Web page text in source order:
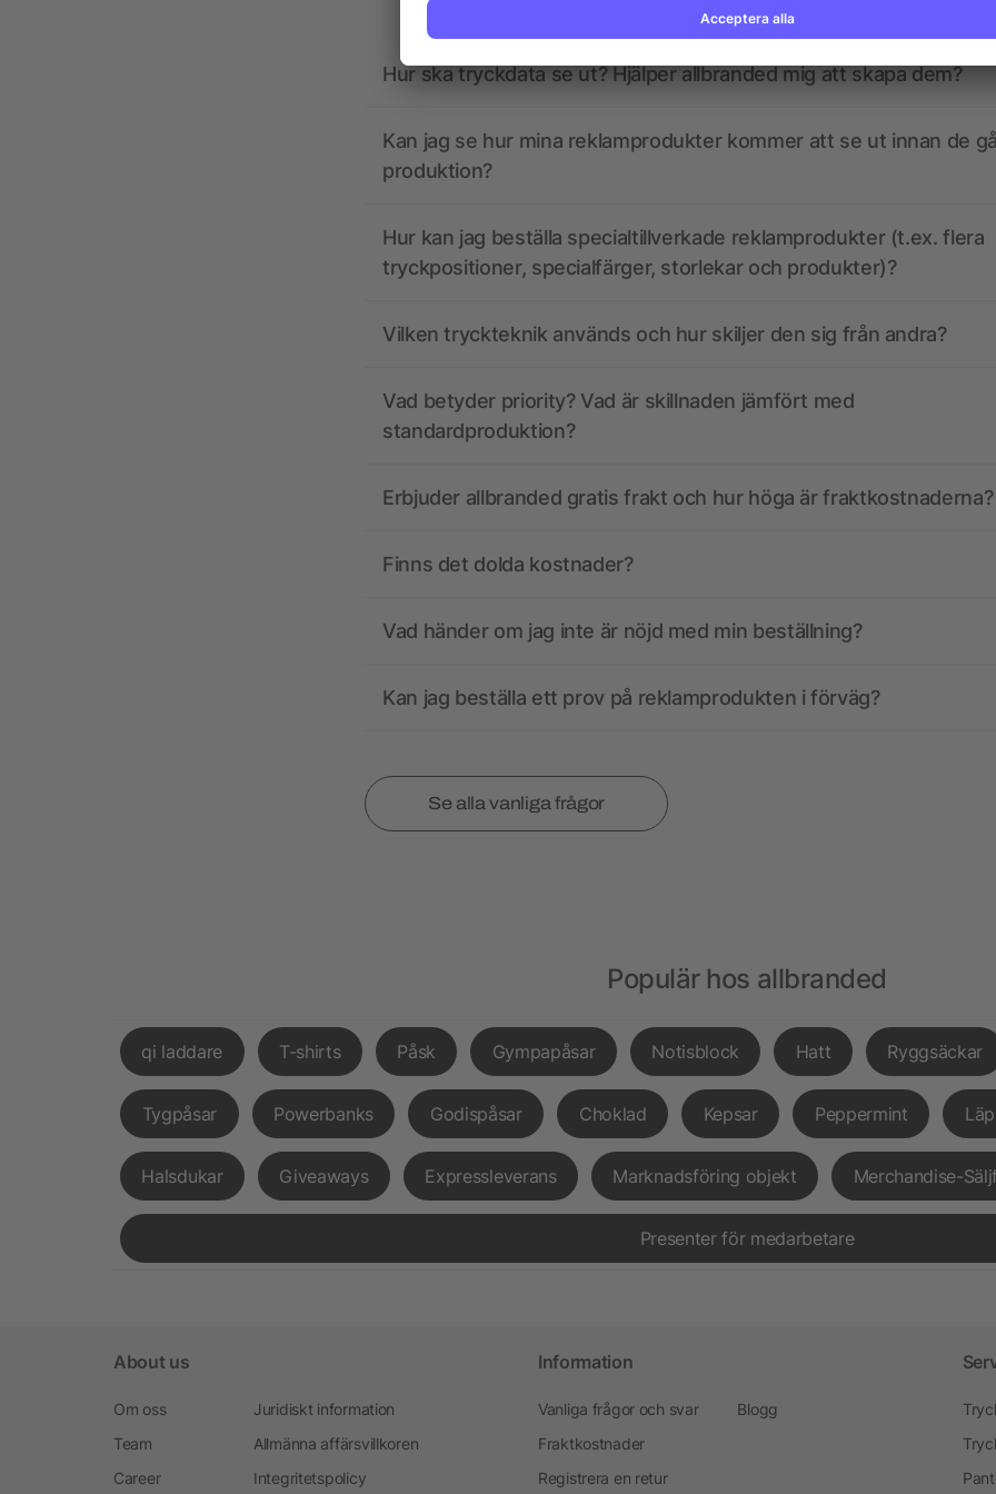
Hur ska tryckdata se ut? Hjälper allbranded mig att skapa dem?
Kan jag se hur mina reklamprodukter kommer att se ut innan de
produktion?
Hur kan jag beställa specialtillverkade reklamprodukter (t.ex. flera
tryckpositioner, specialfärger, storlekar och produkter)?
Vilken tryckteknik används och hur skiljer den sig från andra?
Vad betyder priority? Vad är skillnaden jämfört med
standardproduktion?
Erbjuder allbranded gratis frakt och hur höga är fraktkostnaderna?
Finns det dolda kostnader?
Vad händer om jag inte är nöjd med min beställning?
Kan jag beställa ett prov på reklamprodukten i förväg?
Se alla vanliga frågor
Populär hos allbranded
qi laddare T-shirts Påsk Gympapåsar Notisblock Hatt Ryggsäckar
Tygpåsar Powerbanks Godispåsar Choklad Kepsar Peppermint
Halsdukar Giveaways Expressleverans Marknadsföring objekt Merchandise-
Presenter för medarbetare
About us
Om oss
Team
Career
Juridiskt information
Allmänna affärsvillkoren
Integritetspolicy
Information
Vanliga frågor och svar
Fraktkostnader
Registrera en retur
Blogg